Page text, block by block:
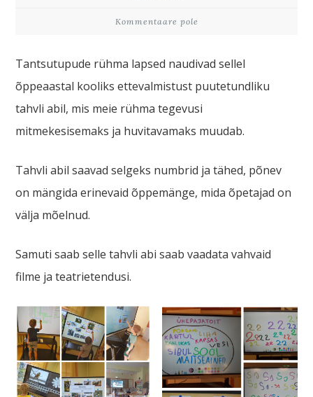
Kommentaare pole
Tantsutupude rühma lapsed naudivad sellel
õppeaastal kooliks ettevalmistust puutetundliku
tahvli abil, mis meie rühma tegevusi
mitmekesisemaks ja huvitavamaks muudab.
Tahvli abil saavad selgeks numbrid ja tähed, põnev
on mängida erinevaid õppemänge, mida õpetajad on
välja mõelnud.
Samuti saab selle tahvli abi saab vaadata vahvaid
filme ja teatrietendusi.